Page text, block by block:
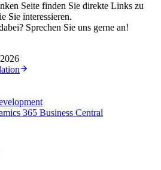
Seite finden Sie direkte Links zu
Sie interessieren.
Sprechen Sie uns gerne an!
365 Business Central